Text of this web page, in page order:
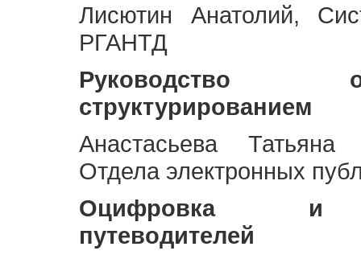
Лисютин Анатолий,
РГАНТД
Руководство
структурированием
Анастасьева Татьяна
Отдела электронных
Оцифровка и
путеводителей